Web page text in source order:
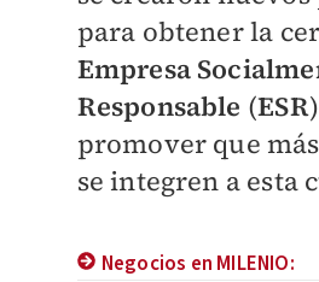
para obtener la
Empresa
Responsable (ESR
promover que
se integren a esta
Negocios en MILENIO: